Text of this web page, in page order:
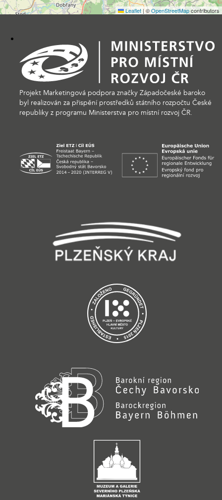
Leaflet |©OpenStreetMapcontributors
Projekt Marketingová podpora značky Západočeské baroko
byl realizován za přispění prostředků státního rozpočtu České
republiky z programu Ministerstva pro místní rozvoj ČR.